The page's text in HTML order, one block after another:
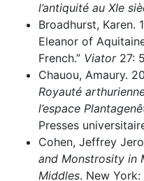
l’antiquité au XIe
Broadhurst, Karen.
Eleanor of
French.” Viator 27:
Chauou, Amaury.
Royauté
l’espace
Presses
Cohen, Jeffrey
and Monstrosity in
Middles. New